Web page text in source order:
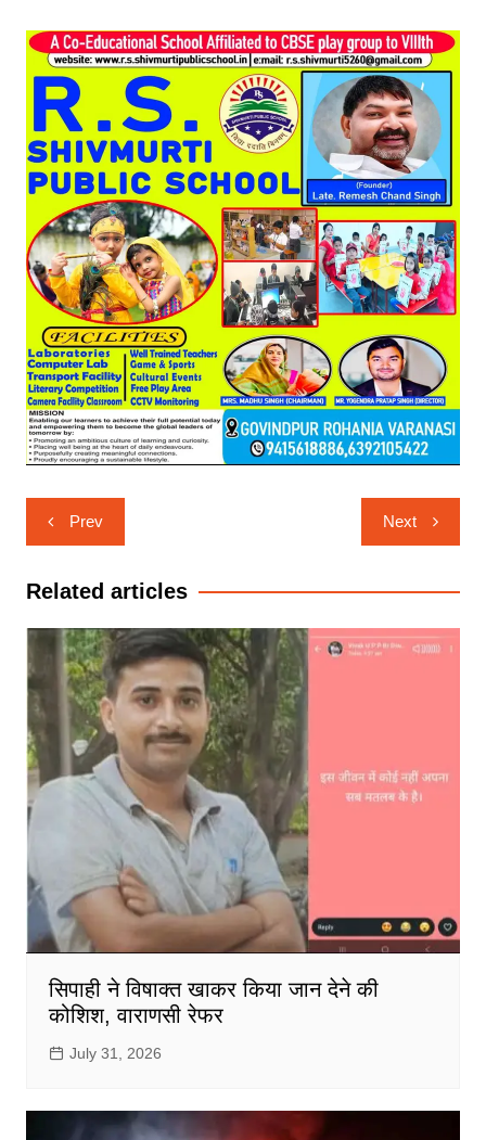
Post
navigation
Prev Next
Related articles
सिपाही ने विषाक्त खाकर किया जान देने की
कोशिश, वाराणसी रेफर
July 31, 2026